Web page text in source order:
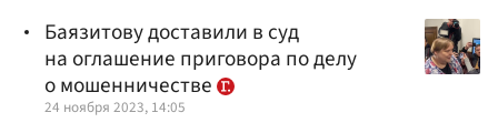
Баязитову доставили в суд
на оглашение приговора по делу
о мошенничестве
24 ноября 2023, 14:05